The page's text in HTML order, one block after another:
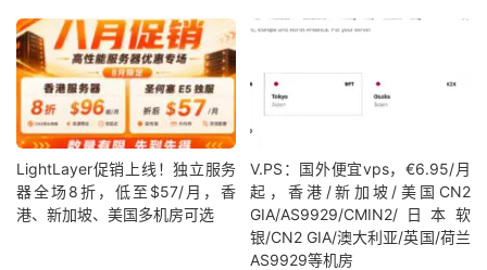
LightLayer促销上线！独立服务
器全场8折，低至$57/月，香
港、新加坡、美国多机房可选
V.PS：国外便宜vps，€6.95/月
起，香港/新加坡/美国CN2
GIA/AS9929/CMIN2/日本软
银/CN2 GIA/澳大利亚/英国/荷兰
AS9929等机房